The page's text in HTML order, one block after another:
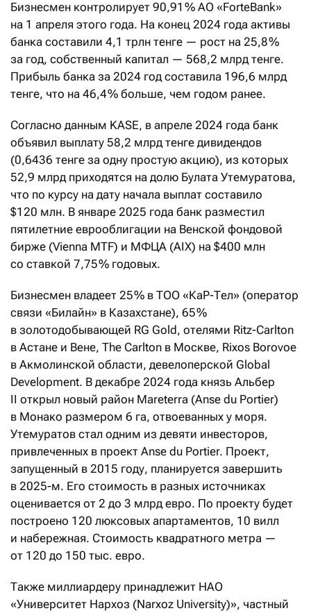
Бизнесмен контролирует 90,91 % АО «ForteBank»
на 1 апреля этого года. На конец 2024 года активы
банка составили 4,1 трлн тенге — рост на 25,8 %
за год, собственный капитал — 568,2 млрд тенге.
Прибыль банка за 2024 год составила 196,6 млрд
тенге, что на 46,4 % больше, чем годом ранее.
Согласно данным KASE, в апреле 2024 года банк
объявил выплату 58,2 млрд тенге дивидендов
(0,6436 тенге за одну простую акцию), из которых
52,9 млрд приходятся на долю Булата Утемуратова,
что по курсу на дату начала выплат составило
$120 млн. В январе 2025 года банк разместил
пятилетние еврооблигации на Венской фондовой
бирже (Vienna MTF) и МФЦА (AIX) на $400 млн
со ставкой 7,75 % годовых.
Бизнесмен владеет 25 % в ТОО «КаР-Тел» (оператор
связи «Билайн» в Казахстане), 65 %
в золотодобывающей RG Gold, отелями Ritz-Carlton
в Астане и Вене, The Carlton в Москве, Rixos Borovoe
в Акмолинской области, девелоперской Global
Development. В декабре 2024 года князь Альбер
II открыл новый район Mareterra (Anse du Portier)
в Монако размером 6 га, отвоеванных у моря.
Утемуратов стал одним из девяти инвесторов,
привлеченных в проект Anse du Portier. Проект,
запущенный в 2015 году, планируется завершить
в 2025-м. Его стоимость в разных источниках
оценивается от 2 до 3 млрд евро. По проекту будет
построено 120 люксовых апартаментов, 10 вилл
и набережная. Стоимость квадратного метра —
от 120 до 150 тыс. евро.
Также миллиардеру принадлежит НАО
«Университет Нархоз (Narxoz University)», частный